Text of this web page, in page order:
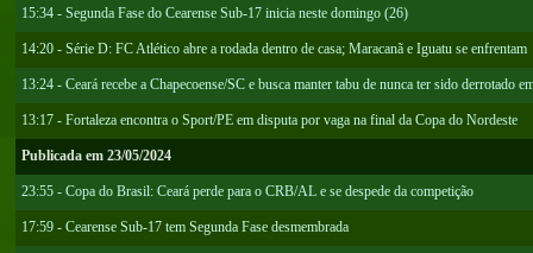
15:34 - Segunda Fase do Cearense Sub-17 inicia neste domingo (26)
14:20 - Série D: FC Atlético abre a rodada dentro de casa; Maracanã e Iguatu se enfrentam
13:24 - Ceará recebe a Chapecoense/SC e busca manter tabu de nunca ter sido derrotado
13:17 - Fortaleza encontra o Sport/PE em disputa por vaga na final da Copa do Nordeste
Publicada em 23/05/2024
23:55 - Copa do Brasil: Ceará perde para o CRB/AL e se despede da competição
17:59 - Cearense Sub-17 tem Segunda Fase desmembrada